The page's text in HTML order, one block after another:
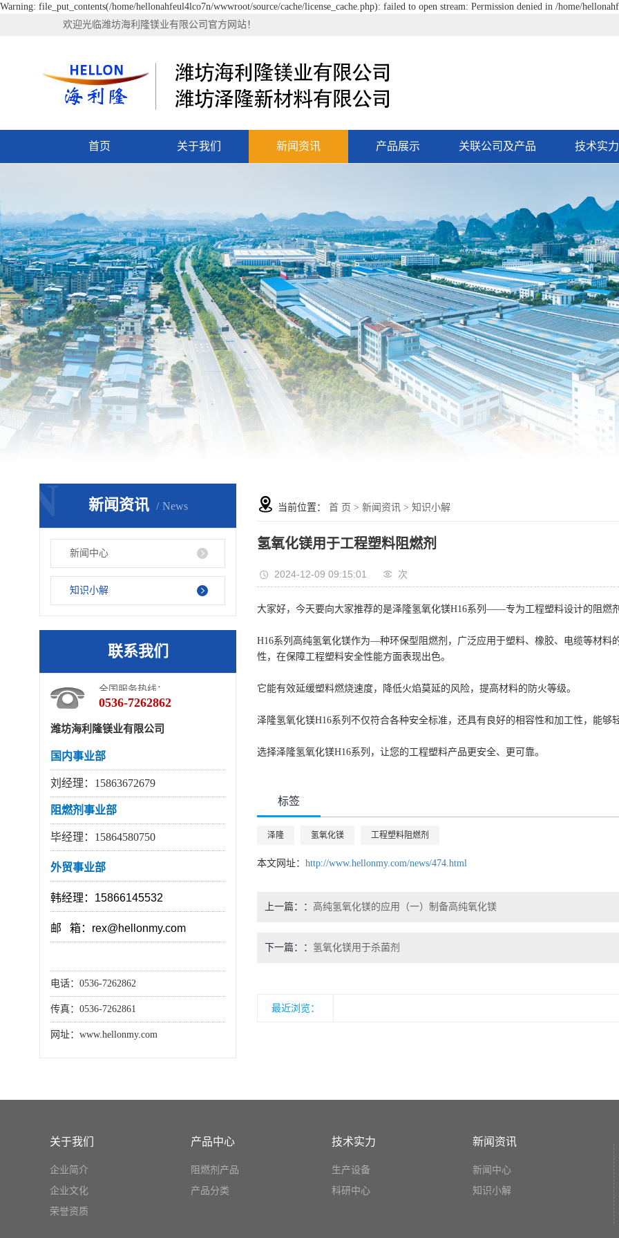
Warning: file_put_contents(/home/hellonahfeul4lco7n/wwwroot/source/cache/license_cache.php): failed to open stream: Permission denied in /home/
欢迎光临潍坊海利隆镁业有限公司官方网站！
首页 关于我们 新闻资讯 产品展示 关联公司及产品 技术实力
新闻资讯 News
N
新闻中心
知识小解
联系我们
全国服务热线：
0536-7262862
潍坊海利隆镁业有限公司
国内事业部
刘经理：15863672679
阻燃剂事业部
毕经理：15864580750
外贸事业部
韩经理：15866145532
邮 箱：rex@hellonmy.com
电话：0536-7262862
传真：0536-7262861
网址：www.hellonmy.com
当前位置： 首 页 > 新闻资讯 > 知识小解
氢氧化镁用于工程塑料阻燃剂
2024-12-09 09:15:01 次
大家好，今天要向大家推荐的是泽隆氢氧化镁H16系列——专为工程塑料设计的阻燃
H16系列高纯氢氧化镁作为—种环保型阻燃剂，广泛应用于塑料、橡胶、电缆等材料
性，在保障工程塑料安全性能方面表现出色。
它能有效延缓塑料燃烧速度，降低火焰莫延的风险，提高材料的防火等级。
泽隆氢氧化镁H16系列不仅符合各种安全标准，还具有良好的相容性和加工性，能够
选择泽隆氢氧化镁H16系列，让您的工程塑料产品更安全、更可靠。
标签
泽隆 氢氧化镁 工程塑料阻燃剂
本文网址： http://www.hellonmy.com/news/474.html
上一篇： 高纯氢氧化镁的应用（一）制备高纯氧化镁
下一篇： 氢氧化镁用于杀菌剂
最近浏览：
关于我们
企业简介
企业文化
荣誉资质
产品中心
阻燃剂产品
产品分类
技术实力
生产设备
科研中心
新闻资讯
新闻中心
知识小解